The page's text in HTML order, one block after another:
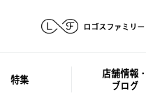
ロゴスファミリー
特集
店舗情報・
ブログ